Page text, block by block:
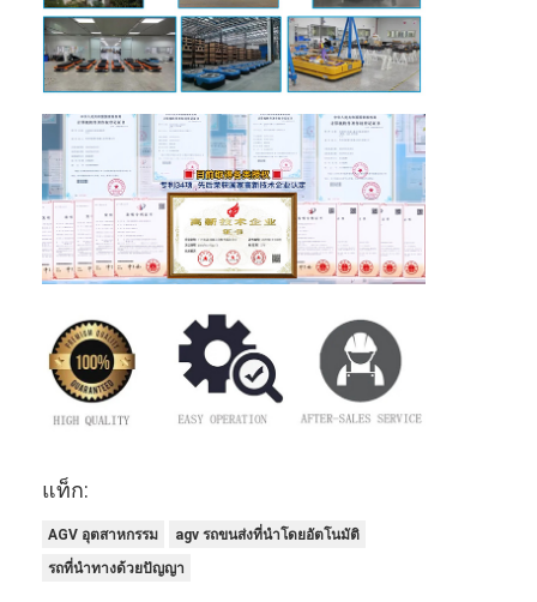
แท็ก:
AGV อุตสาหกรรม
agv รถขนส่งที่นําโดยอัตโนมัติ
รถที่นําทางด้วยปัญญา